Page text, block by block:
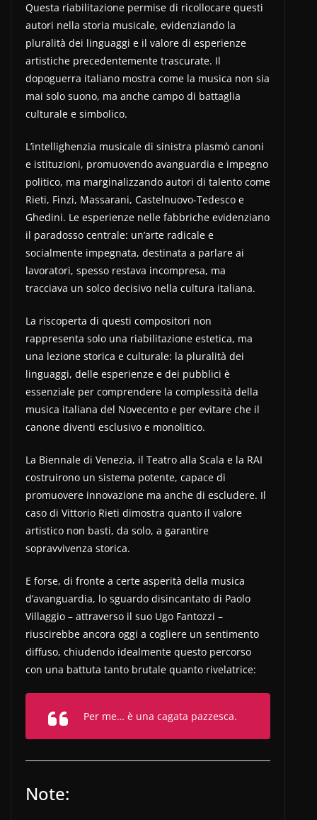
Questa riabilitazione permise di ricollocare questi
autori nella storia musicale, evidenziando la
pluralità dei linguaggi e il valore di esperienze
artistiche precedentemente trascurate. Il
dopoguerra italiano mostra come la musica non sia
mai solo suono, ma anche campo di battaglia
culturale e simbolico.
L’intellighenzia musicale di sinistra plasmò canoni
e istituzioni, promuovendo avanguardia e impegno
politico, ma marginalizzando autori di talento come
Rieti, Finzi, Massarani, Castelnuovo-Tedesco e
Ghedini. Le esperienze nelle fabbriche evidenziano
il paradosso centrale: un’arte radicale e
socialmente impegnata, destinata a parlare ai
lavoratori, spesso restava incompresa, ma
tracciava un solco decisivo nella cultura italiana.
La riscoperta di questi compositori non
rappresenta solo una riabilitazione estetica, ma
una lezione storica e culturale: la pluralità dei
linguaggi, delle esperienze e dei pubblici è
essenziale per comprendere la complessità della
musica italiana del Novecento e per evitare che il
canone diventi esclusivo e monolitico.
La Biennale di Venezia, il Teatro alla Scala e la RAI
costruirono un sistema potente, capace di
promuovere innovazione ma anche di escludere. Il
caso di Vittorio Rieti dimostra quanto il valore
artistico non basti, da solo, a garantire
sopravvivenza storica.
E forse, di fronte a certe asperità della musica
d’avanguardia, lo sguardo disincantato di Paolo
Villaggio – attraverso il suo Ugo Fantozzi –
riuscirebbe ancora oggi a cogliere un sentimento
diffuso, chiudendo idealmente questo percorso
con una battuta tanto brutale quanto rivelatrice:
Per me… è una cagata pazzesca.
Note: